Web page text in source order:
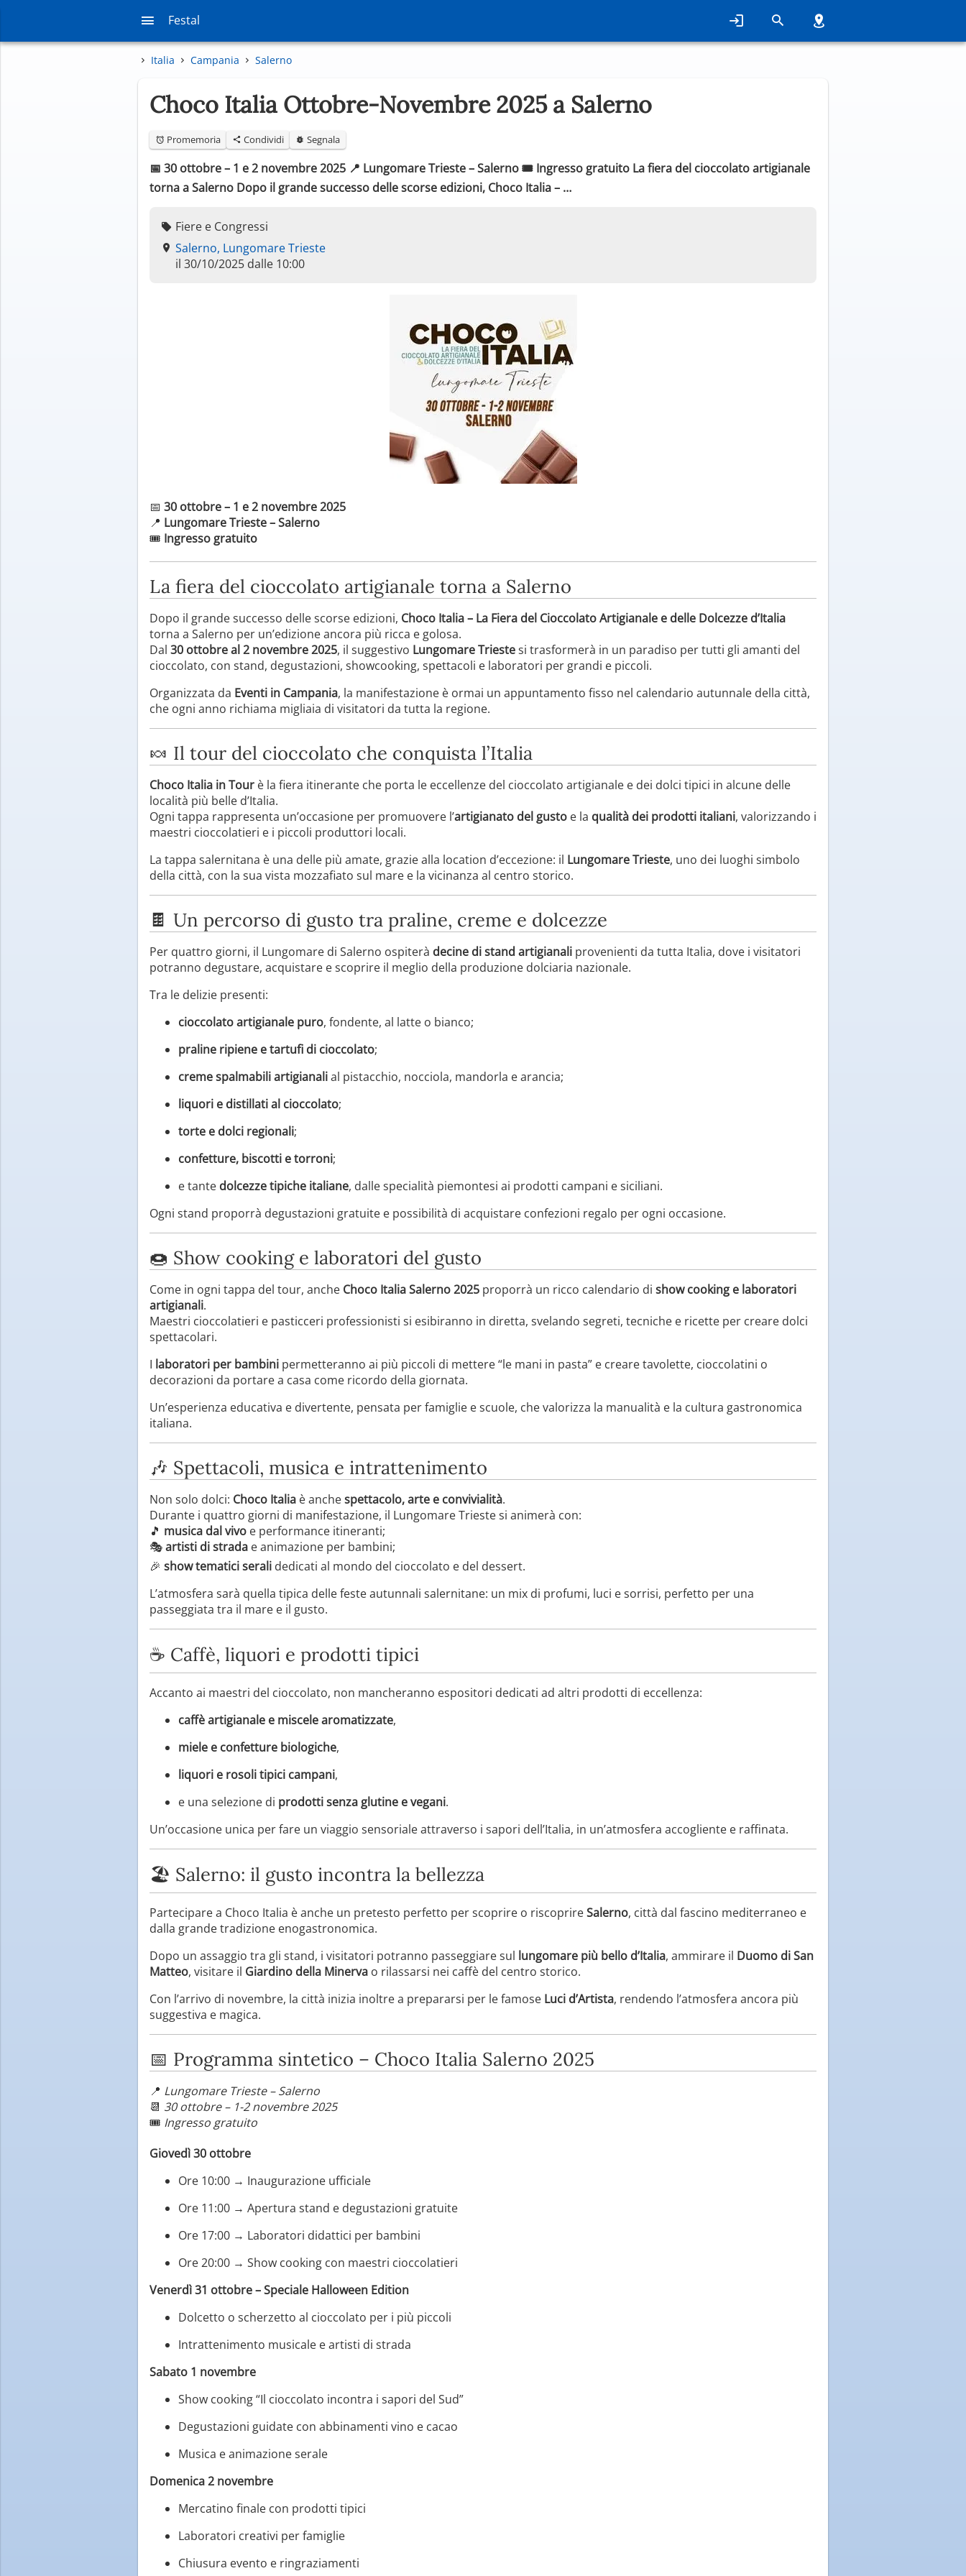
Festal
Italia Campania Salerno
Choco Italia Ottobre-Novembre 2025 a Salerno
Promemoria Condividi Segnala
📅 30 ottobre – 1 e 2 novembre 2025 📍 Lungomare Trieste – Salerno 🎟️ Ingresso gratuito La fiera del cioccolato artigianale
torna a Salerno Dopo il grande successo delle scorse edizioni, Choco Italia – …
Fiere e Congressi
Salerno, Lungomare Trieste
il 30/10/2025 dalle 10:00
📅 30 ottobre – 1 e 2 novembre 2025
📍 Lungomare Trieste – Salerno
🎟️ Ingresso gratuito
La fiera del cioccolato artigianale torna a Salerno
Dopo il grande successo delle scorse edizioni, Choco Italia – La Fiera del Cioccolato Artigianale e delle Dolcezze d’Italia
torna a Salerno per un’edizione ancora più ricca e golosa.
Dal 30 ottobre al 2 novembre 2025, il suggestivo Lungomare Triestesi trasformerà in un paradiso per tutti gli amanti del
cioccolato, con stand, degustazioni, showcooking, spettacoli e laboratori per grandi e piccoli.
Organizzata da Eventi in Campania, la manifestazione è ormai un appuntamento fisso nel calendario autunnale della città,
che ogni anno richiama migliaia di visitatori da tutta la regione.
🍬 Il tour del cioccolato che conquista l’Italia
Choco Italia in Tour è la fiera itinerante che porta le eccellenze del cioccolato artigianale e dei dolci tipici in alcune delle
località più belle d’Italia.
Ogni tappa rappresenta un’occasione per promuovere l’artigianato del gusto e la qualità dei prodotti italiani, valorizzando i
maestri cioccolatieri e i piccoli produttori locali.
La tappa salernitana è una delle più amate, grazie alla location d’eccezione: il Lungomare Trieste, uno dei luoghi simbolo
della città, con la sua vista mozzafiato sul mare e la vicinanza al centro storico.
🍫 Un percorso di gusto tra praline, creme e dolcezze
Per quattro giorni, il Lungomare di Salerno ospiterà decine di stand artigianali provenienti da tutta Italia, dove i visitatori
potranno degustare, acquistare e scoprire il meglio della produzione dolciaria nazionale.
Tra le delizie presenti:
cioccolato artigianale puro, fondente, al latte o bianco;
praline ripiene e tartufi di cioccolato;
creme spalmabili artigianalial pistacchio, nocciola, mandorla e arancia;
liquori e distillati al cioccolato;
torte e dolci regionali;
confetture, biscotti e torroni;
e tante dolcezze tipiche italiane, dalle specialità piemontesi ai prodotti campani e siciliani.
Ogni stand proporrà degustazioni gratuite e possibilità di acquistare confezioni regalo per ogni occasione.
🍩 Show cooking e laboratori del gusto
Come in ogni tappa del tour, anche Choco Italia Salerno 2025 proporrà un ricco calendario di show cooking e laboratori
artigianali.
Maestri cioccolatieri e pasticceri professionisti si esibiranno in diretta, svelando segreti, tecniche e ricette per creare dolci
spettacolari.
I laboratori per bambini permetteranno ai più piccoli di mettere “le mani in pasta” e creare tavolette, cioccolatini o
decorazioni da portare a casa come ricordo della giornata.
Un’esperienza educativa e divertente, pensata per famiglie e scuole, che valorizza la manualità e la cultura gastronomica
italiana.
🎶 Spettacoli, musica e intrattenimento
Non solo dolci: Choco Italia è anchespettacolo, arte e convivialità.
Durante i quattro giorni di manifestazione, il Lungomare Trieste si animerà con:
🎵 musica dal vivo e performance itineranti;
🎭artisti di strada e animazione per bambini;
🎉 show tematici serali dedicati al mondo del cioccolato e del dessert.
L’atmosfera sarà quella tipica delle feste autunnali salernitane: un mix di profumi, luci e sorrisi, perfetto per una
passeggiata tra il mare e il gusto.
☕ Caffè, liquori e prodotti tipici
Accanto ai maestri del cioccolato, non mancheranno espositori dedicati ad altri prodotti di eccellenza:
caffè artigianale e miscele aromatizzate,
miele e confetture biologiche,
liquori e rosoli tipici campani,
e una selezione di prodotti senza glutine e vegani.
Un’occasione unica per fare un viaggio sensoriale attraverso i sapori dell’Italia, in un’atmosfera accogliente e raffinata.
🏖️ Salerno: il gusto incontra la bellezza
Partecipare a Choco Italia è anche un pretesto perfetto per scoprire o riscoprireSalerno, città dal fascino mediterraneo e
dalla grande tradizione enogastronomica.
Dopo un assaggio tra gli stand, i visitatori potranno passeggiare sul lungomare più bello d’Italia, ammirare il Duomo di San
Matteo, visitare il Giardino della Minerva o rilassarsi nei caffè del centro storico.
Con l’arrivo di novembre, la città inizia inoltre a prepararsi per le famose Luci d’Artista, rendendo l’atmosfera ancora più
suggestiva e magica.
📅 Programma sintetico – Choco Italia Salerno 2025
📍 Lungomare Trieste – Salerno
📆 30 ottobre – 1-2 novembre 2025
🎟️ Ingresso gratuito
Giovedì 30 ottobre
Ore 10:00 → Inaugurazione ufficiale
Ore 11:00 → Apertura stand e degustazioni gratuite
Ore 17:00 → Laboratori didattici per bambini
Ore 20:00 → Show cooking con maestri cioccolatieri
Venerdì 31 ottobre – Speciale Halloween Edition
Dolcetto o scherzetto al cioccolato per i più piccoli
Intrattenimento musicale e artisti di strada
Sabato 1 novembre
Show cooking “Il cioccolato incontra i sapori del Sud”
Degustazioni guidate con abbinamenti vino e cacao
Musica e animazione serale
Domenica 2 novembre
Mercatino finale con prodotti tipici
Laboratori creativi per famiglie
Chiusura evento e ringraziamenti